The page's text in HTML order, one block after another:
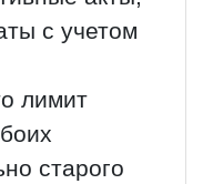
с учетом
лимит
старого